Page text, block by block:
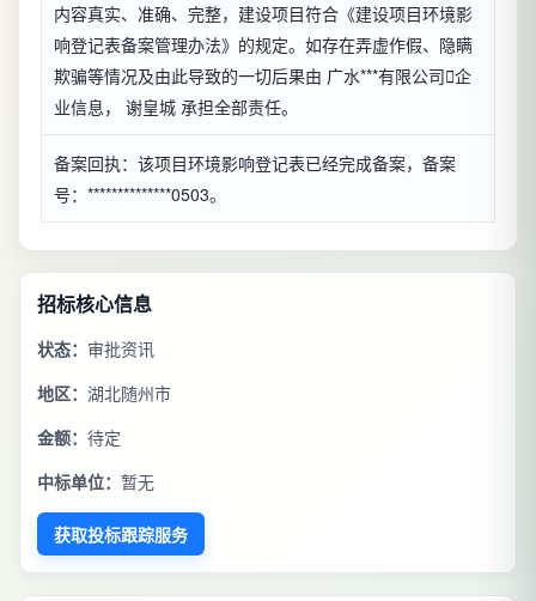
内容真实、准确、完整，建设项目符合《建设项目环境影
响登记表备案管理办法》的规定。如存在弄虚作假、隐瞒
欺骗等情况及由此导致的一切后果由 广水***有限公司企
业信息， 谢皇城 承担全部责任。
备案回执：该项目环境影响登记表已经完成备案，备案
号：**************0503。
招标核心信息
状态： 审批资讯
地区： 湖北随州市
金额： 待定
中标单位： 暂无
获取投标跟踪服务